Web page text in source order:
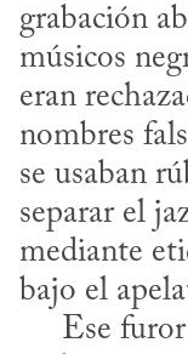
grabación
músicos
eran
nombres
se usaban
separar el
mediante
bajo el